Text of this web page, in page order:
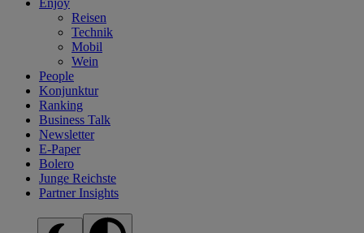
Reisen
Technik
Mobil
Wein
People
Konjunktur
Ranking
Business Talk
Newsletter
E-Paper
Bolero
Junge Reichste
Partner Insights